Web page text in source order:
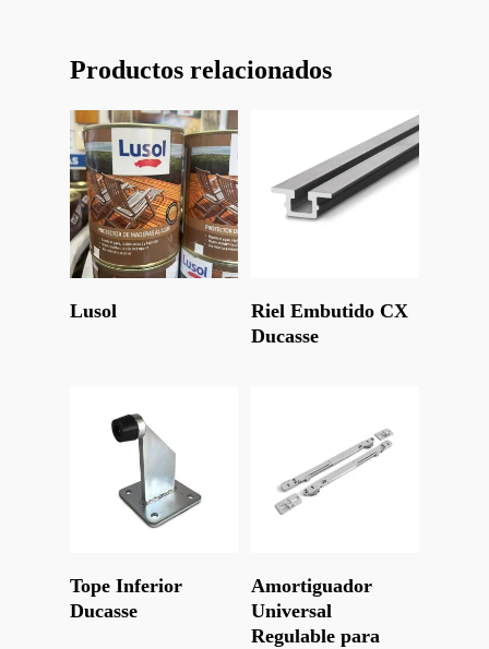
Productos relacionados
Lusol Leer Más
Riel Embutido CX
Ducasse
Tope Inferior
Ducasse
Leer Más
Amortiguador
Universal
Regulable para